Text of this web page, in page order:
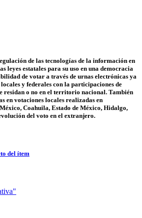
de las tecnologías de la información en
leyes estatales para su uso en una democracia
de votar a través de urnas electrónicas ya
locales y federales con la participaciones de
residan o no en el territorio nacional. También
en votaciones locales realizadas en
Coahuila, Estado de México, Hidalgo,
del voto en el extranjero.
del ítem